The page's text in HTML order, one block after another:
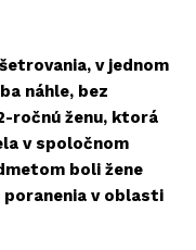
v jednom
náhle, bez
ročnú ženu, ktorá
v spoločnom
boli žene
v oblasti